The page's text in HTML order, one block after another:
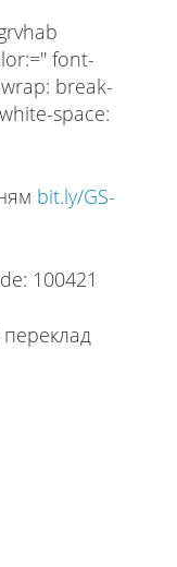
font-
break-
space:
bit.ly/GS-
100421